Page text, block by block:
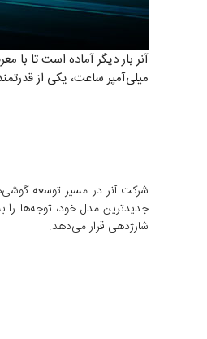
میلی‌آمپر ساعت، یکی از
شارژدهی قرار می‌دهد.